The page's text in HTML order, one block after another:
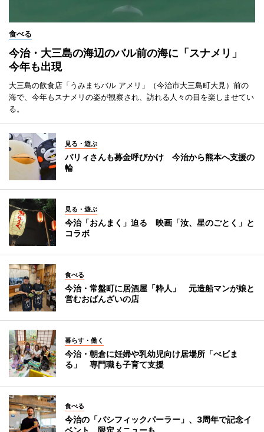
食べる
今治・大三島の海辺のバル前の海に「スナメリ」
今年も出現
大三島の飲食店「うみまちバル アメリ」（今治市大三島町大見）前の
海で、今年もスナメリの姿が観察され、訪れる人々の目を楽しませてい
る。
見る・遊ぶ
バリィさんも募金呼びかけ 今治から熊本へ支援の
輪
見る・遊ぶ
今治「おんまく」迫る 映画「汝、星のごとく」と
コラボ
食べる
今治・常盤町に居酒屋「粋人」 元造船マンが娘と
営むおばんざいの店
暮らす・働く
今治・朝倉に妊婦や乳幼児向け居場所「べビま
る」 専門職も子育て支援
食べる
今治の「パシフィックパーラー」、3周年で記念イ
ベント 限定メニューも